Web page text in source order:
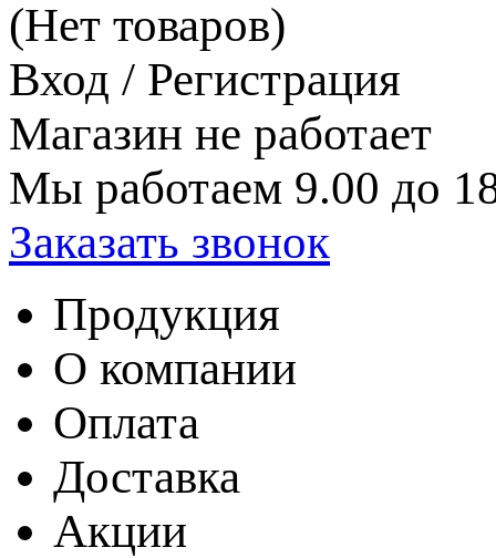
(Нет товаров)
Вход / Регистрация
Магазин не работает
Мы работаем 9.00 до
Заказать звонок
Продукция
О компании
Оплата
Доставка
Акции